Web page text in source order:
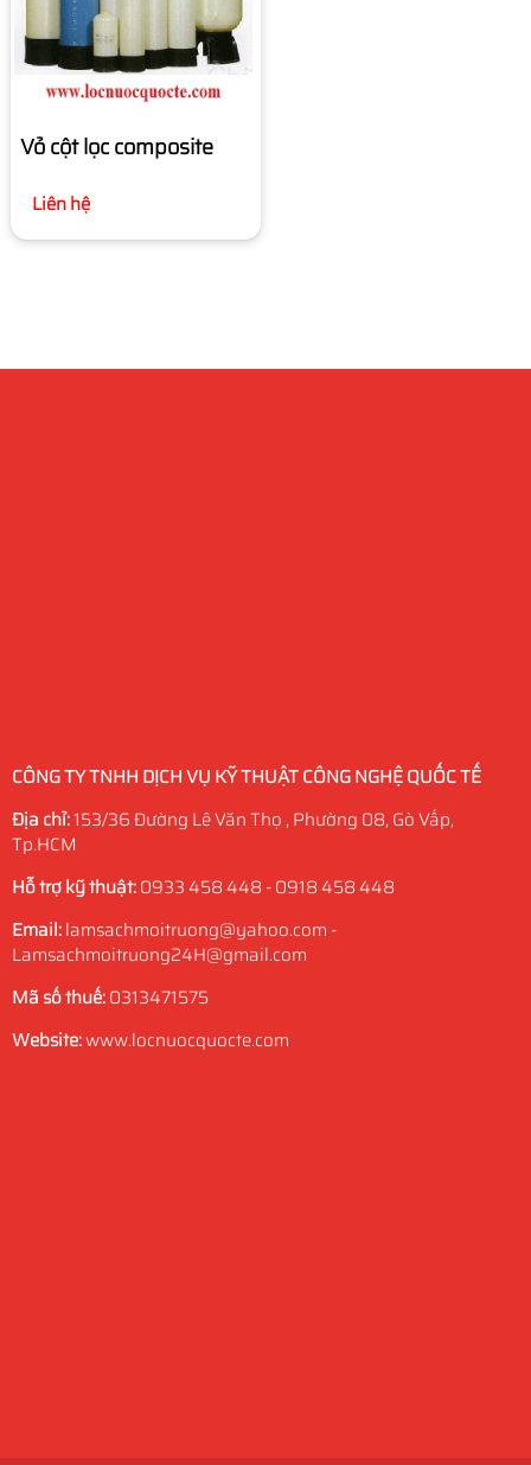
Vỏ cột lọc composite
Liên hệ
CÔNG TY TNHH DỊCH VỤ KỸ THUẬT CÔNG NGHỆ QUỐC TẾ
Địa chỉ:153/36 Đường Lê Văn Thọ , Phường 08, Gò Vấp,
Tp.HCM
Hỗ trợ kỹ thuật:0933 458 448 - 0918 458 448
Email:lamsachmoitruong@yahoo.com -
Lamsachmoitruong24H@gmail.com
Mã số thuế:0313471575
Website:www.locnuocquocte.com